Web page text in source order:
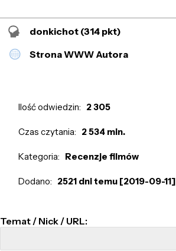
donkichot (314 pkt)
Strona WWW Autora
Ilość odwiedzin: 2 305
Czas czytania: 2 534 min.
Kategoria: Recenzje filmów
Dodano: 2521 dni temu [2019-09-11]
Temat / Nick / URL: